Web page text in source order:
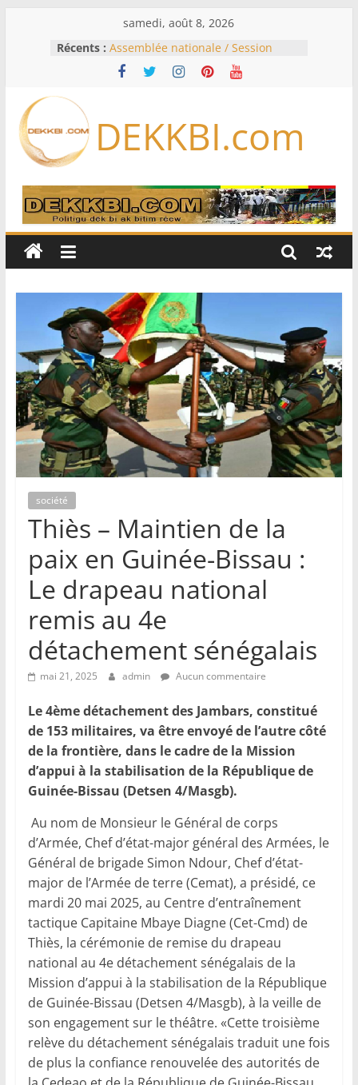
samedi, août 8, 2026
Récents : Assemblée nationale / Session
extraordinaire: Six commissions
d’enquête à l’ordre du jour ce lundi
Bénin: Patrice Talon élu président
du Sénat, moins de trois mois
Pakistan et la Turquie signent un
accord de défense
RD Congo: Kinshasa interdit les
exportations de cuivre et de cobalt
production
DEKKBI.com
société
Thiès – Maintien de la
paix en Guinée-Bissau :
Le drapeau national
remis au 4e
détachement sénégalais
mai 21, 2025 admin Aucun commentaire
Le 4ème détachement des Jambars, constitué
de 153 militaires, va être envoyé de l’autre côté
de la frontière, dans le cadre de la Mission
d’appui à la stabilisation de la République de
Guinée-Bissau (Detsen 4/Masgb).
Au nom de Monsieur le Général de corps
d’Armée, Chef d’état-major général des Armées, le
Général de brigade Simon Ndour, Chef d’état-
major de l’Armée de terre (Cemat), a présidé, ce
mardi 20 mai 2025, au Centre d’entraînement
tactique Capitaine Mbaye Diagne (Cet-Cmd) de
Thiès, la cérémonie de remise du drapeau
national au 4e détachement sénégalais de la
Mission d’appui à la stabilisation de la République
de Guinée-Bissau (Detsen 4/Masgb), à la veille de
son engagement sur le théâtre. «Cette troisième
relève du détachement sénégalais traduit une fois
de plus la confiance renouvelée des autorités de